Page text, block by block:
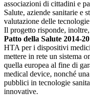
associazioni di cittadini e
Salute, aziende sanitarie e
valutazione delle
Il progetto risponde,
Patto della Salute 2014-
HTA per i dispositivi
mettere in rete un sistema
quella europea al fine di
medical device, nonché
pubblici in tecnologie
innovative.